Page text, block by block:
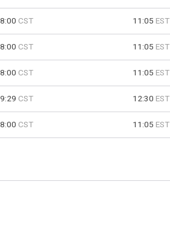
CST 11:05 EST
CST 11:05 EST
CST 11:05 EST
CST 12:30 EST
CST 11:05 EST